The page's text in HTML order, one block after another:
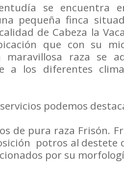
se encuentra
pequeña finca
de Cabeza la
que con su
maravillosa raza se
a los diferentes
podemos
de pura raza Frisón.
potros al destete
por su